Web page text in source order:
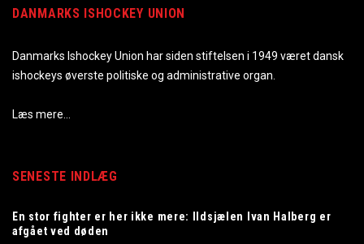
DANMARKS ISHOCKEY UNION
Danmarks Ishockey Union har siden stiftelsen i 1949 været dansk
ishockeys øverste politiske og administrative organ.
Læs mere…
SENESTE INDLÆG
En stor fighter er her ikke mere: Ildsjælen Ivan Halberg er
afgået ved døden